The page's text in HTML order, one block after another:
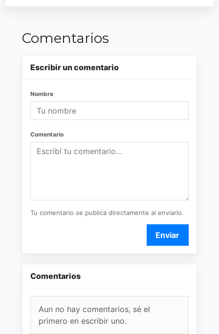
Comentarios
Escribir un comentario
Nombre
Comentario
Tu comentario se publica directamente al enviarlo.
Enviar
Comentarios
Aun no hay comentarios, sé el
primero en escribir uno.